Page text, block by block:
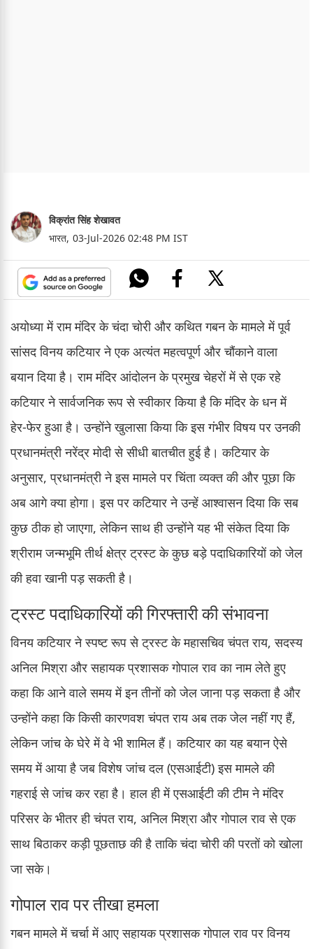
विक्रांत सिंह शेखावत
भारत, 03-Jul-2026 02:48 PM IST
अयोध्या में राम मंदिर के चंदा चोरी और कथित गबन के मामले में पूर्व
सांसद विनय कटियार ने एक अत्यंत महत्वपूर्ण और चौंकाने वाला
बयान दिया है। राम मंदिर आंदोलन के प्रमुख चेहरों में से एक रहे
कटियार ने सार्वजनिक रूप से स्वीकार किया है कि मंदिर के धन में
हेर-फेर हुआ है। उन्होंने खुलासा किया कि इस गंभीर विषय पर उनकी
प्रधानमंत्री नरेंद्र मोदी से सीधी बातचीत हुई है। कटियार के
अनुसार, प्रधानमंत्री ने इस मामले पर चिंता व्यक्त की और पूछा कि
अब आगे क्या होगा। इस पर कटियार ने उन्हें आश्वासन दिया कि सब
कुछ ठीक हो जाएगा, लेकिन साथ ही उन्होंने यह भी संकेत दिया कि
श्रीराम जन्मभूमि तीर्थ क्षेत्र ट्रस्ट के कुछ बड़े पदाधिकारियों को जेल
की हवा खानी पड़ सकती है।
ट्रस्ट पदाधिकारियों की गिरफ्तारी की संभावना
विनय कटियार ने स्पष्ट रूप से ट्रस्ट के महासचिव चंपत राय, सदस्य
अनिल मिश्रा और सहायक प्रशासक गोपाल राव का नाम लेते हुए
कहा कि आने वाले समय में इन तीनों को जेल जाना पड़ सकता है और
उन्होंने कहा कि किसी कारणवश चंपत राय अब तक जेल नहीं गए हैं,
लेकिन जांच के घेरे में वे भी शामिल हैं। कटियार का यह बयान ऐसे
समय में आया है जब विशेष जांच दल (एसआईटी) इस मामले की
गहराई से जांच कर रहा है। हाल ही में एसआईटी की टीम ने मंदिर
परिसर के भीतर ही चंपत राय, अनिल मिश्रा और गोपाल राव से एक
साथ बिठाकर कड़ी पूछताछ की है ताकि चंदा चोरी की परतों को खोला
जा सके।
गोपाल राव पर तीखा हमला
गबन मामले में चर्चा में आए सहायक प्रशासक गोपाल राव पर विनय